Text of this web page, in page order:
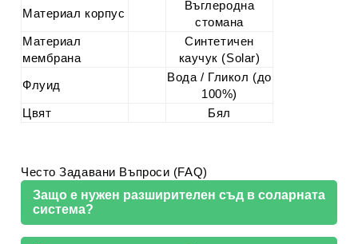
Материал корпус
Въглеродна
стомана
Материал
мембрана
Синтетичен
каучук (Solar)
Флуид
Вода / Гликол (до
100%)
Цвят
Бял
Често Задавани Въпроси (FAQ)
Защо е нужен разширителен съд в соларната
система?